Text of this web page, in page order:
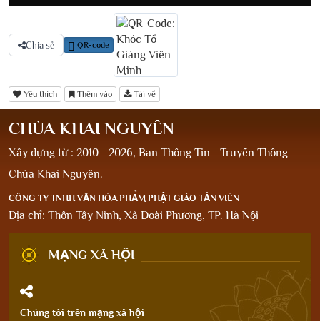
Chia sẻ QR-code
Yêu thích Thêm vào Tải về
CHÙA KHAI NGUYÊN
Xây dựng từ : 2010 - 2026, Ban Thông Tin - Truyền Thông
Chùa Khai Nguyên.
CÔNG TY TNHH VĂN HÓA PHẨM PHẬT GIÁO TẢN VIÊN
Địa chỉ: Thôn Tây Ninh, Xã Đoài Phương, TP. Hà Nội
MẠNG XÃ HỘI
Chúng tôi trên mạng xã hội